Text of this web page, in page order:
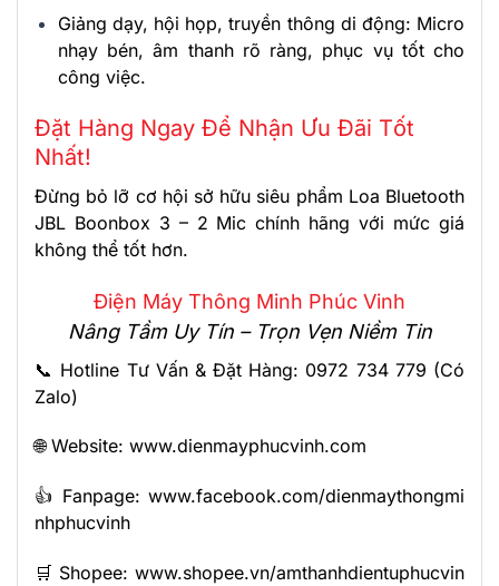
Giảng dạy, hội họp, truyền thông di động: Micro
nhạy bén, âm thanh rõ ràng, phục vụ tốt cho
công việc.
Đặt Hàng Ngay Để Nhận Ưu Đãi Tốt
Nhất!
Đừng bỏ lỡ cơ hội sở hữu siêu phẩm Loa Bluetooth
JBL Boonbox 3 – 2 Mic chính hãng với mức giá
không thể tốt hơn.
Điện Máy Thông Minh Phúc Vinh
Nâng Tầm Uy Tín – Trọn Vẹn Niềm Tin
📞 Hotline Tư Vấn & Đặt Hàng: 0972 734 779 (Có
Zalo)
🌐 Website: www.dienmayphucvinh.com
👍 Fanpage: www.facebook.com/dienmaythongmi
nhphucvinh
🛒 Shopee: www.shopee.vn/amthanhdientuphucvin